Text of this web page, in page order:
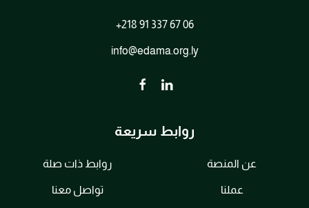
+218 91 337 67 06
info@edama.org.ly
روابط سريعة
عن المنصة
عملنا
روابط ذات صلة
تواصل معنا